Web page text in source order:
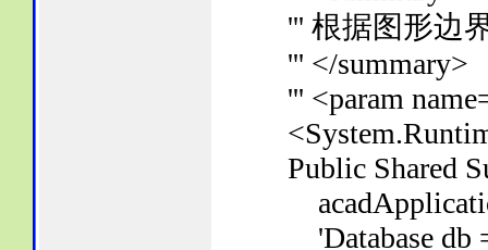
''' 根据图形边
''' </summary>
''' <param
Public Shared
'Database db =